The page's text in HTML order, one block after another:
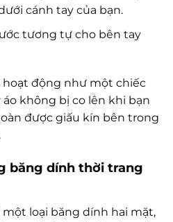
cánh tay của bạn.
tương tự cho bên tay
hoạt động như một chiếc
áo không bị co lên khi bạn
được giấu kín bên trong
băng dính thời trang
loại băng dính hai mặt,